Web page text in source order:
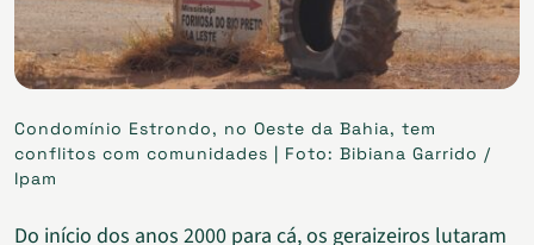
Condomínio Estrondo, no Oeste da Bahia, tem
conflitos com comunidades | Foto: Bibiana Garrido /
Ipam
Do início dos anos 2000 para cá, os geraizeiros lutaram